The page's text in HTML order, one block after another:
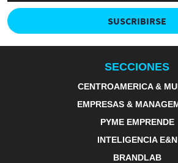
SUSCRIBIRSE
SECCIONES
CENTROAMERICA &
EMPRESAS &
PYME EMPRENDE
INTELIGENCIA E&N
BRANDLAB